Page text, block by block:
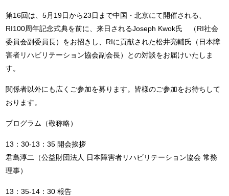
第16回は、5月19日から23日まで中国・北京にて開催される、
RI100周年記念式典を前に、来日されるJoseph Kwok氏 （RI社会
委員会副委員長）をお招きし、RIに貢献された松井亮輔氏（日本障
害者リハビリテーション協会副会長）との対談をお届けいたしま
す。
関係者以外にも広くご参加を募ります。皆様のご参加をお待ちして
おります。
プログラム（敬称略）
13：30-13：35 開会挨拶
君島淳二（公益財団法人 日本障害者リハビリテーション協会 常務
理事）
13：35-14：30 報告